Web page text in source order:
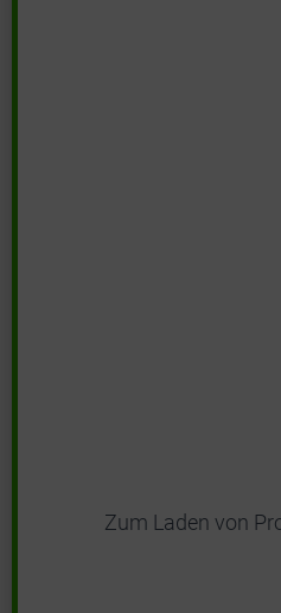
Zum Laden von